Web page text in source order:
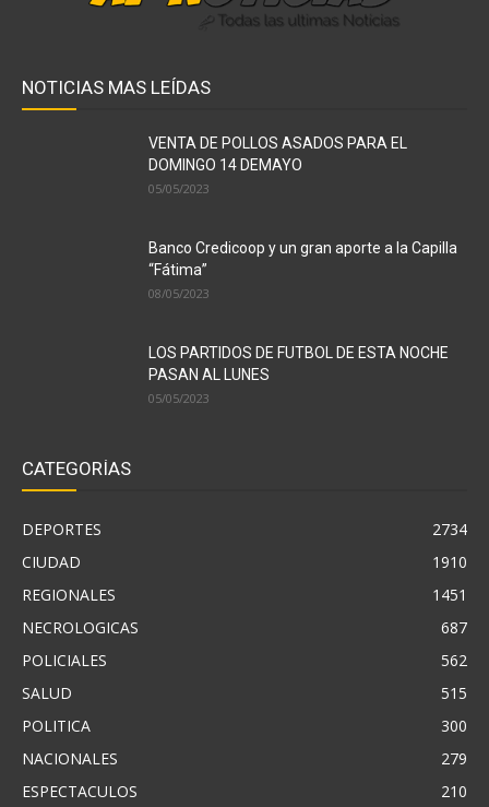
NOTICIAS MAS LEÍDAS
VENTA DE POLLOS ASADOS PARA EL
DOMINGO 14 DEMAYO
05/05/2023
Banco Credicoop y un gran aporte a la Capilla
“Fátima”
08/05/2023
LOS PARTIDOS DE FUTBOL DE ESTA NOCHE
PASAN AL LUNES
05/05/2023
CATEGORÍAS
DEPORTES
2734
CIUDAD
1910
REGIONALES
1451
NECROLOGICAS
687
POLICIALES
562
SALUD
515
POLITICA
300
NACIONALES
279
ESPECTACULOS
210